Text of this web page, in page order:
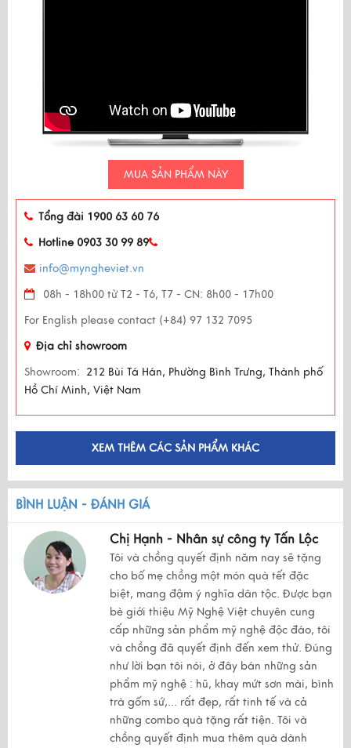
MUA SẢN PHẨM NÀY
Tổng đài 1900 63 60 76
Hotline 0903 30 99 89
info@myngheviet.vn
08h - 18h00 từ T2 - T6, T7 - CN: 8h00 - 17h00
For English please contact (+84) 97 132 7095
Địa chỉ showroom
Showroom: 212 Bùi Tá Hán, Phường Bình Trưng, Thành phố
Hồ Chí Minh, Việt Nam
XEM THÊM CÁC SẢN PHẨM KHÁC
BÌNH LUẬN - ĐÁNH GIÁ
Chị Hạnh - Nhân sự công ty Tấn Lộc
Tôi và chồng quyết định năm nay sẽ tặng
cho bố mẹ chồng một món quà tết đặc
biệt, mang đậm ý nghĩa dân tộc. Được bạn
bè giới thiệu Mỹ Nghệ Việt chuyên cung
cấp những sản phẩm mỹ nghệ độc đáo, tôi
và chồng đã quyết định đến xem thử. Đúng
như lời bạn tôi nói, ở đây bán những sản
phẩm mỹ nghệ : hũ, khay mứt sơn mài, bình
trà gốm sứ,... rất đẹp, rất tinh tế và cả
những combo quà tặng rất tiện. Tôi và
chồng quyết định mua thêm quà dành